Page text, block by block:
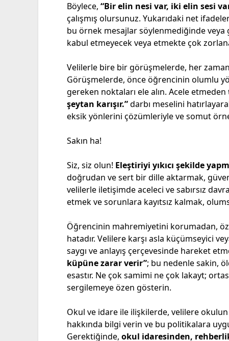
Böylece, “Bir elin nesi var, iki elin sesi
çalışmış olursunuz. Yukarıdaki net
bu örnek mesajlar söylenmediğinde
kabul etmeyecek veya etmekte çok
Velilerle bire bir görüşmelerde, her
Görüşmelerde, önce öğrencinin olumlu
gereken noktaları ele alın. Acele etmeden
şeytan karışır.”darbı meselini
eksik yönlerini çözümleriyle ve somut
Sakın ha!
Siz, siz olun! Eleştiriyi yıkıcı şekilde
doğrudan ve sert bir dille aktarmak,
velilerle iletişimde aceleci ve sabırsız
etmek ve sorunlara kayıtsız kalmak,
Öğrencinin mahremiyetini korumadan,
hatadır. Velilere karşı asla küçümseyici
saygı ve anlayış çerçevesinde hareket
küpüne zarar verir”; bu nedenle sakin,
esastır. Ne çok samimi ne çok lakayt;
sergilemeye özen gösterin.
Okul ve idare ile ilişkilerde, velilere
hakkında bilgi verin ve bu politikalara
Gerektiğinde, okul idaresinden,